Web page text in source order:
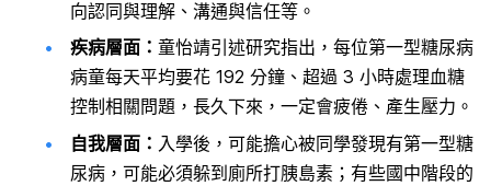
向認同與理解、溝通與信任等。
疾病層面： 童怡靖引述研究指出，每位第一型糖尿病
病童每天平均要花 192 分鐘、超過 3 小時處理血糖
控制相關問題，長久下來，一定會疲倦、產生壓力。
自我層面： 入學後，可能擔心被同學發現有第一型糖
尿病，可能必須躲到廁所打胰島素；有些國中階段的